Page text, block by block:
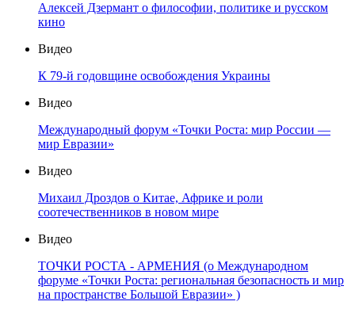
Алексей Дзермант о философии, политике и русском
кино
Видео
К 79-й годовщине освобождения Украины
Видео
Международный форум «Точки Роста: мир России —
мир Евразии»
Видео
Михаил Дроздов о Китае, Африке и роли
соотечественников в новом мире
Видео
ТОЧКИ РОСТА - АРМЕНИЯ (о Международном
форуме «Точки Роста: региональная безопасность и мир
на пространстве Большой Евразии» )